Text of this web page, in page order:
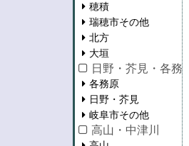
穂積
瑞穂市その他
北方
大垣
日野・芥見・各務原
各務原
日野・芥見
岐阜市その他
高山・中津川